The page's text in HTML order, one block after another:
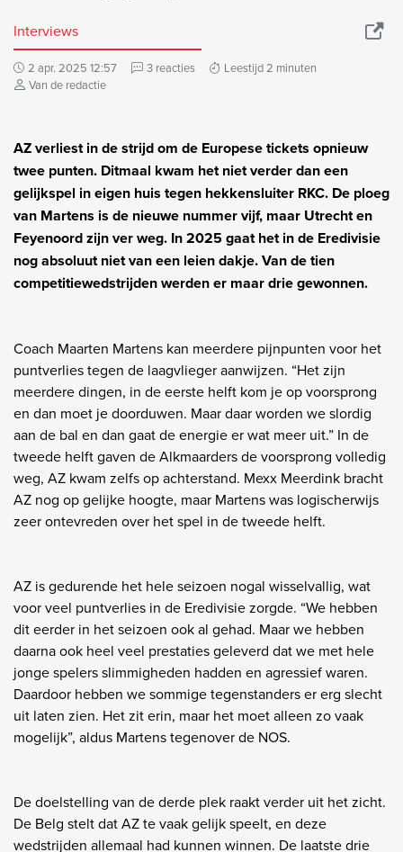
Interviews
2 apr. 2025 12:57 3 reacties
Leestijd 2 minuten
Van de redactie
AZ verliest in de strijd om de Europese tickets opnieuw
twee punten. Ditmaal kwam het niet verder dan een
gelijkspel in eigen huis tegen hekkensluiter RKC. De ploeg
van Martens is de nieuwe nummer vijf, maar Utrecht en
Feyenoord zijn ver weg. In 2025 gaat het in de Eredivisie
nog absoluut niet van een leien dakje. Van de tien
competitiewedstrijden werden er maar drie gewonnen.
Coach Maarten Martens kan meerdere pijnpunten voor het
puntverlies tegen de laagvlieger aanwijzen. “Het zijn
meerdere dingen, in de eerste helft kom je op voorsprong
en dan moet je doorduwen. Maar daar worden we slordig
aan de bal en dan gaat de energie er wat meer uit.” In de
tweede helft gaven de Alkmaarders de voorsprong volledig
weg, AZ kwam zelfs op achterstand. Mexx Meerdink bracht
AZ nog op gelijke hoogte, maar Martens was logischerwijs
zeer ontevreden over het spel in de tweede helft.
AZ is gedurende het hele seizoen nogal wisselvallig, wat
voor veel puntverlies in de Eredivisie zorgde. “We hebben
dit eerder in het seizoen ook al gehad. Maar we hebben
daarna ook heel veel prestaties geleverd dat we met hele
jonge spelers slimmigheden hadden en agressief waren.
Daardoor hebben we sommige tegenstanders er erg slecht
uit laten zien. Het zit erin, maar het moet alleen zo vaak
mogelijk”, aldus Martens tegenover de NOS.
De doelstelling van de derde plek raakt verder uit het zicht.
De Belg stelt dat AZ te vaak gelijk speelt, en deze
wedstrijden allemaal had kunnen winnen. De laatste drie